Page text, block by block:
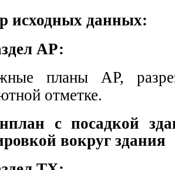
исходных данных:
АР:
планы АР,
отметке.
с посадкой
вокруг здания